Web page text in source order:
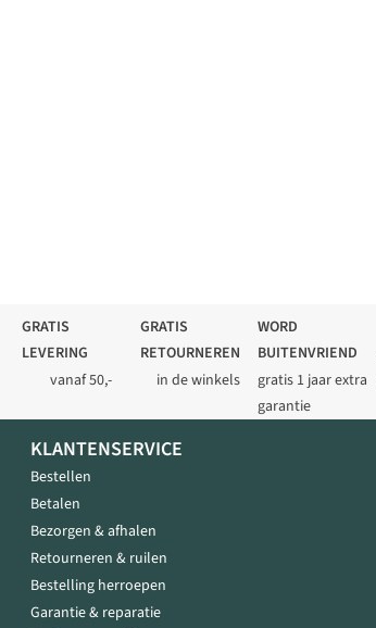
GRATIS
LEVERING
vanaf 50,-
GRATIS
RETOURNEREN
in de winkels
WORD
BUITENVRIEND
gratis 1 jaar extra
garantie
KLANTENSERVICE
Bestellen
Betalen
Bezorgen & afhalen
Retourneren & ruilen
Bestelling herroepen
Garantie & reparatie